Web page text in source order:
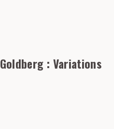
Goldberg : Variations